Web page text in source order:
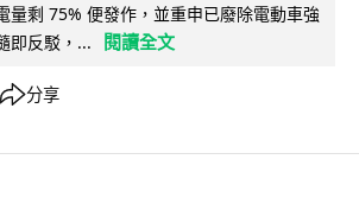
量剩 75% 便發作，並重申已廢除電動車強
即反駁，...
閱讀全文
分享